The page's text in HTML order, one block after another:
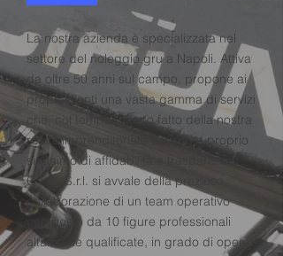
La nostra azienda è specializzata nel
settore del noleggio gru a Napoli. Attiva
da oltre 50 anni sul campo, propone ai
propri clienti una vasta gamma di servizi
che, col tempo, hanno fatto della nostra
realtà imprenditoriale un vero e proprio
sinonimo di affidabilità e trasparenza.
C.T.G. S.r.l. si avvale della preziosa
collaborazione di un team operativo
composto da 10 figure professionali
altamente qualificate, in grado di operare